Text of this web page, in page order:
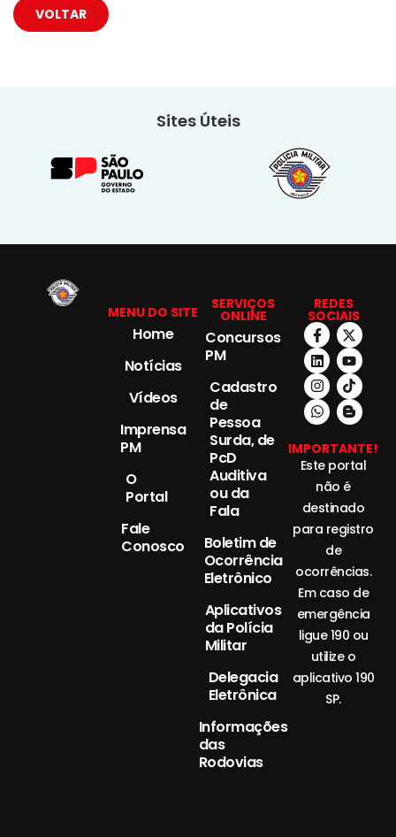
VOLTAR
Sites Úteis
MENU DO SITE
Home
Notícias
Vídeos
Imprensa
PM
O
Portal
Fale
Conosco
SERVIÇOS
ONLINE
Concursos
PM
Cadastro
de
Pessoa
Surda, de
PcD
Auditiva
ou da
Fala
Boletim de
Ocorrência
Eletrônico
Aplicativos
da Polícia
Militar
Delegacia
Eletrônica
Informações
das
Rodovias
REDES
SOCIAIS
IMPORTANTE!
Este portal
não é
destinado
para registro
de
ocorrências.
Em caso de
emergência
ligue 190 ou
utilize o
aplicativo 190
SP.